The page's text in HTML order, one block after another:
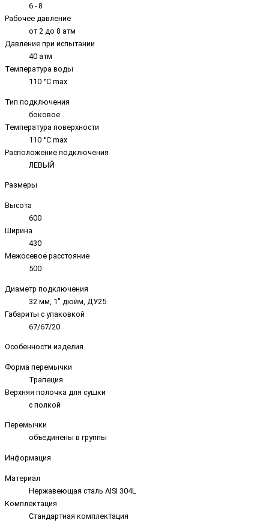
6 - 8
Рабочее давление
от 2 до 8 атм
Давление при испытании
40 атм
Температура воды
110 °C max
Тип подключения
боковое
Температура поверхности
110 °C max
Расположение подключения
ЛЕВЫЙ
Размеры
Высота
600
Ширина
430
Межосевое расстояние
500
Диаметр подключения
32 мм, 1" дюйм, ДУ25
Габариты с упаковкой
67/67/20
Особенности изделия
Форма перемычки
Трапеция
Верхняя полочка для сушки
с полкой
Перемычки
объединены в группы
Информация
Материал
Нержавеющая сталь AISI 304L
Комплектация
Стандартная комплектация